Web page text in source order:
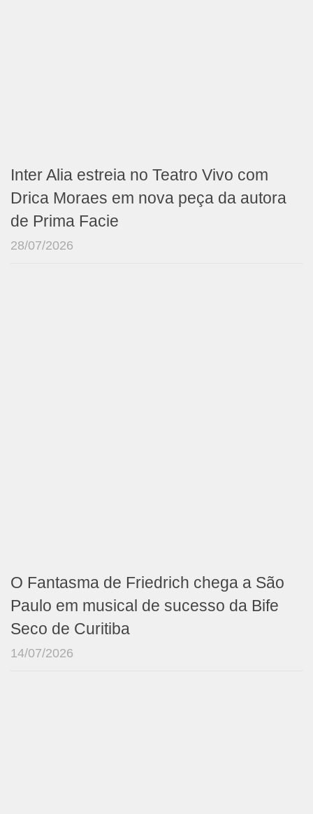
Inter Alia estreia no Teatro Vivo com
Drica Moraes em nova peça da autora
de Prima Facie
28/07/2026
O Fantasma de Friedrich chega a São
Paulo em musical de sucesso da Bife
Seco de Curitiba
14/07/2026